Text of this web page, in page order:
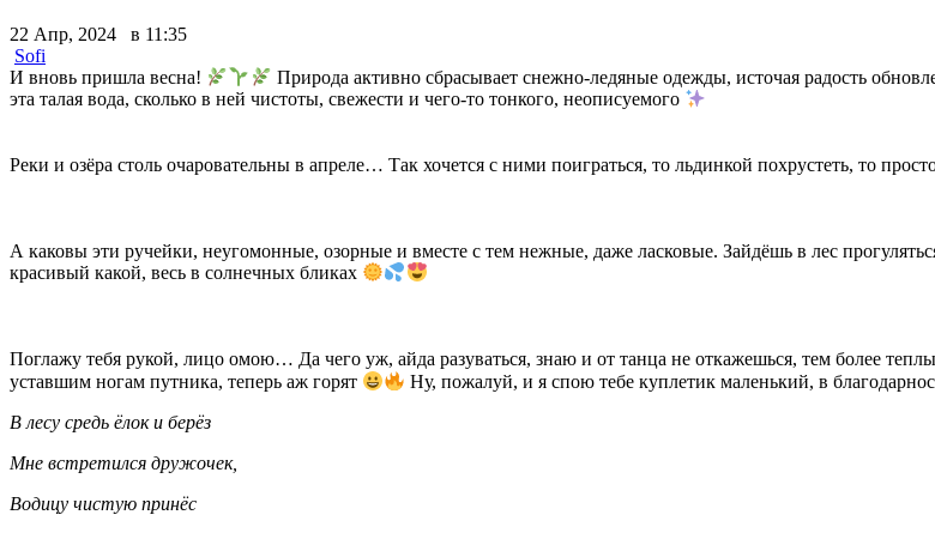
22 Апр, 2024 в 11:35
Sofi
И вновь пришла весна!
Природа активно сбрасывает снежно-ледяные одежды, источая радость
эта талая вода, сколько в ней чистоты, свежести и чего-то тонкого, неописуемого
Реки и озёра столь очаровательны в апреле… Так хочется с ними поиграться, то льдинкой похрустеть, то
А каковы эти ручейки, неугомонные, озорные и вместе с тем нежные, даже ласковые. Зайдёшь в лес
красивый какой, весь в солнечных бликах
Поглажу тебя рукой, лицо омою… Да чего уж, айда разуваться, знаю и от танца не откажешься, тем более
уставшим ногам путника, теперь аж горят
Ну, пожалуй, и я спою тебе куплетик маленький, в
В лесу средь ёлок и берёз
Мне встретился дружочек,
Водицу чистую принёс